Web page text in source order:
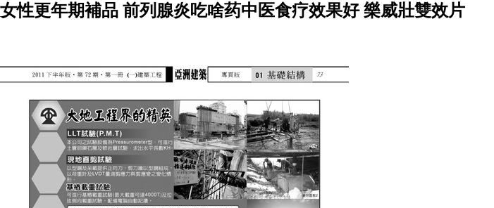
女性更年期補品 前列腺炎吃啥药中医食疗效果好 樂威壯雙效片